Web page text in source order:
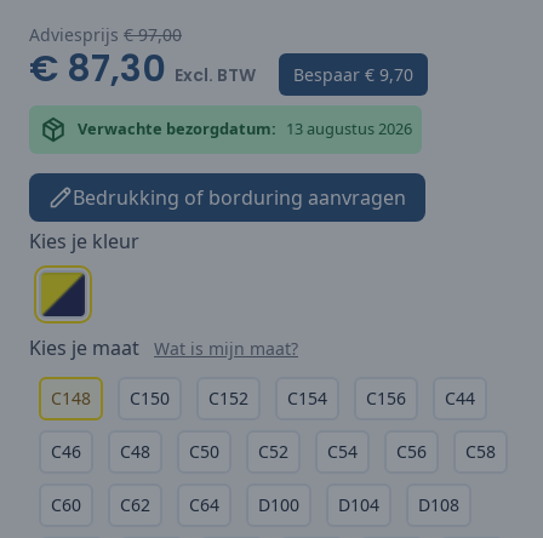
Adviesprijs € 97,00
€ 87,30 Excl. BTW Bespaar € 9,70
Verwachte bezorgdatum: 13 augustus 2026
Bedrukking of borduring aanvragen
Kies je kleur
Kies je maat Wat is mijn maat?
C148 C150 C152 C154 C156 C44
C46 C48 C50 C52 C54 C56 C58
C60 C62 C64 D100 D104 D108